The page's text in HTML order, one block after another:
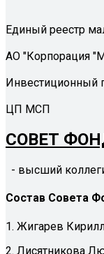
Единый реестр
АО "Корпорация
Инвестиционный
ЦП МСП
СОВЕТ
- высший
Состав Совета
1. Жигарев
2. Лисятникова